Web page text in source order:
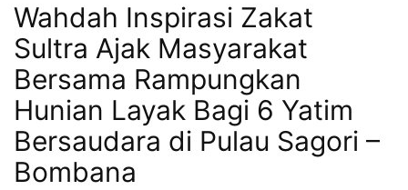
Wahdah Inspirasi Zakat
Sultra Ajak Masyarakat
Bersama Rampungkan
Hunian Layak Bagi 6 Yatim
Bersaudara di Pulau Sagori –
Bombana